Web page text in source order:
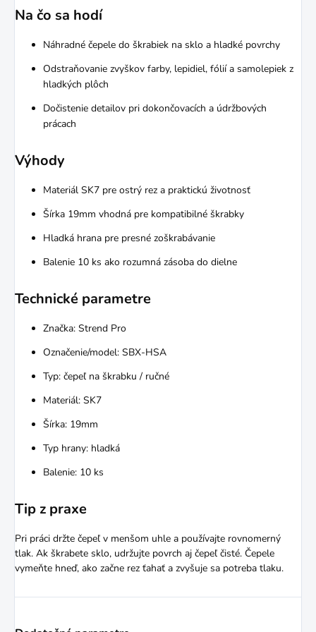
Na čo sa hodí
Náhradné čepele do škrabiek na sklo a hladké povrchy
Odstraňovanie zvyškov farby, lepidiel, fólií a samolepiek z
hladkých plôch
Dočistenie detailov pri dokončovacích a údržbových
prácach
Výhody
Materiál SK7 pre ostrý rez a praktickú životnosť
Šírka 19mm vhodná pre kompatibilné škrabky
Hladká hrana pre presné zoškrabávanie
Balenie 10 ks ako rozumná zásoba do dielne
Technické parametre
Značka: Strend Pro
Označenie/model: SBX-HSA
Typ: čepeľ na škrabku / ručné
Materiál: SK7
Šírka: 19mm
Typ hrany: hladká
Balenie: 10 ks
Tip z praxe
Pri práci držte čepeľ v menšom uhle a používajte rovnomerný
tlak. Ak škrabete sklo, udržujte povrch aj čepeľ čisté. Čepele
vymeňte hneď, ako začne rez ťahať a zvyšuje sa potreba tlaku.